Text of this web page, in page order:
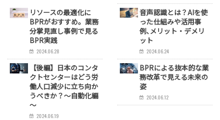
リソースの最適化に
BPRがおすすめ。業務
分掌見直し事例で見る
BPR実践
2024.06.28
音声認識とは？AIを使
った仕組みや活用事
例､メリット・デメリ
ット
2024.06.24
【後編】日本のコンタ
クトセンターはどう労
働人口減少に立ち向か
うべきか？～自動化編
～
2024.06.19
BPRによる抜本的な業
務改革で見える未来の
姿
2024.06.12